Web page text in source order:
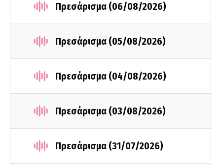
Πρεσάρισμα (06/08/2026)
Πρεσάρισμα (05/08/2026)
Πρεσάρισμα (04/08/2026)
Πρεσάρισμα (03/08/2026)
Πρεσάρισμα (31/07/2026)